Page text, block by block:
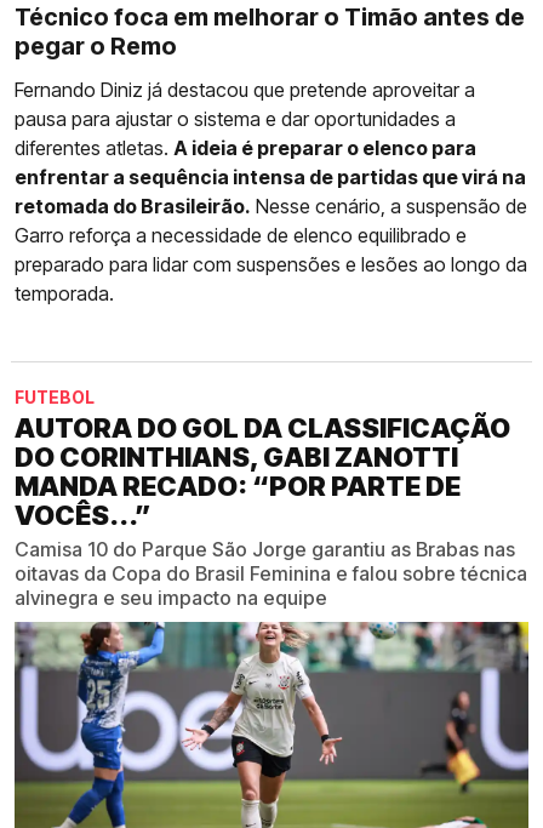
Técnico foca em melhorar o Timão antes de
pegar o Remo
Fernando Diniz já destacou que pretende aproveitar a
pausa para ajustar o sistema e dar oportunidades a
diferentes atletas. A ideia é preparar o elenco para
enfrentar a sequência intensa de partidas que virá na
retomada do Brasileirão. Nesse cenário, a suspensão de
Garro reforça a necessidade de elenco equilibrado e
preparado para lidar com suspensões e lesões ao longo da
temporada.
FUTEBOL
AUTORA DO GOL DA CLASSIFICAÇÃO
DO CORINTHIANS, GABI ZANOTTI
MANDA RECADO: “POR PARTE DE
VOCÊS...”
Camisa 10 do Parque São Jorge garantiu as Brabas nas
oitavas da Copa do Brasil Feminina e falou sobre técnica
alvinegra e seu impacto na equipe